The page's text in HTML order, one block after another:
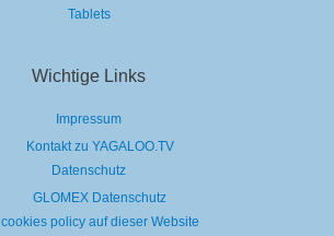
Tablets
Wichtige Links
Impressum
Kontakt zu YAGALOO.TV
Datenschutz
GLOMEX Datenschutz
cookies policy auf dieser Website